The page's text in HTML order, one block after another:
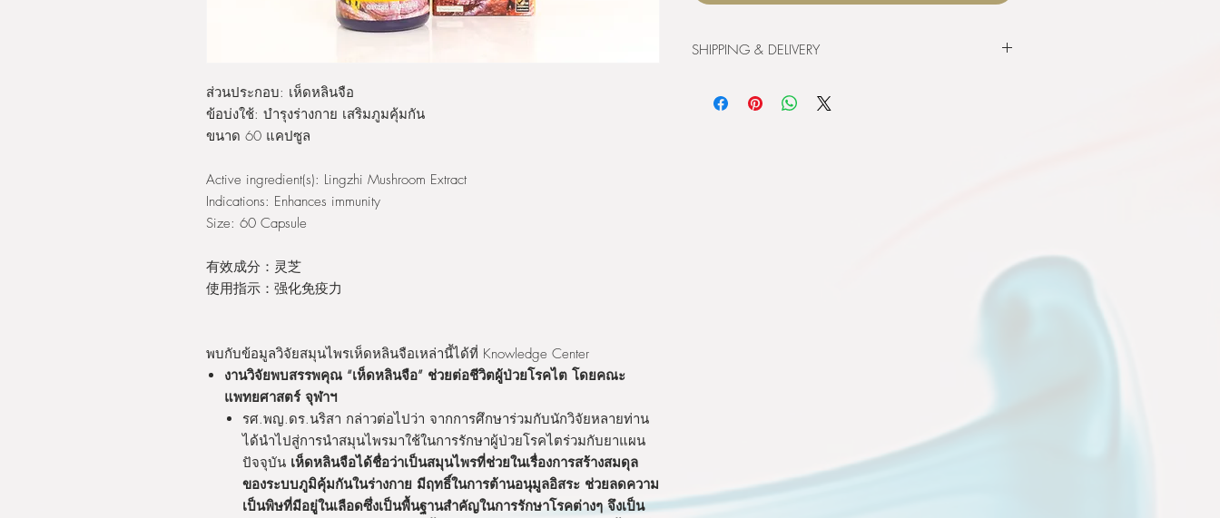
ส่วนประกอบ: เห็ดหลินจือ
ข้อบ่งใช้: บำรุงร่างกาย เสริมภูมคุ้มกัน
ขนาด 60 แคปซูล
Active ingredient(s): Lingzhi Mushroom Extract
Indications: Enhances immunity
Size: 60 Capsule
有效成分：灵芝
使用指示：强化免疫力
พบกับข้อมูลวิจัยสมุนไพรเห็ดหลินจือเหล่านี้ได้ที่ Knowledge Center
งานวิจัยพบสรรพคุณ “เห็ดหลินจือ” ช่วยต่อชีวิตผู้ป่วยโรคไต โดยคณะ
แพทยศาสตร์ จุฬาฯ
รศ.พญ.ดร.นริสา กล่าวต่อไปว่า จากการศึกษาร่วมกับนักวิจัยหลายท่าน
ได้นำไปสู่การนำสมุนไพรมาใช้ในการรักษาผู้ป่วยโรคไตร่วมกับยาแผน
ปัจจุบัน เห็ดหลินจือได้ชื่อว่าเป็นสมุนไพรที่ช่วยในเรื่องการสร้างสมดุล
ของระบบภูมิคุ้มกันในร่างกาย มีฤทธิ์ในการต้านอนุมูลอิสระ ช่วยลดความ
เป็นพิษที่มีอยู่ในเลือดซึ่งเป็นพื้นฐานสำคัญในการรักษาโรคต่างๆ จึงเป็น
SHIPPING & DELIVERY
THB1000 or more. We will contact you back to confirm